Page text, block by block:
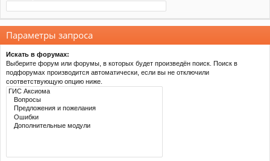
Параметры запроса
Искать в форумах:
Выберите форум или форумы, в которых будет произведён поиск. Поиск в
подфорумах производится автоматически, если вы не отключили
соответствующую опцию ниже.